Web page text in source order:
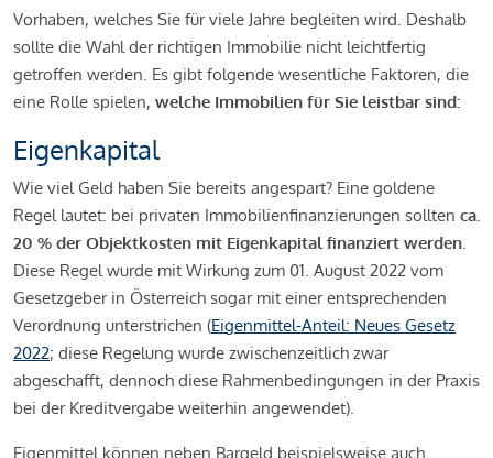
Vorhaben, welches Sie für viele Jahre begleiten wird. Deshalb
sollte die Wahl der richtigen Immobilie nicht leichtfertig
getroffen werden. Es gibt folgende wesentliche Faktoren, die
eine Rolle spielen, welche Immobilien für Sie leistbar sind:
Eigenkapital
Wie viel Geld haben Sie bereits angespart? Eine goldene
Regel lautet: bei privaten Immobilienfinanzierungen sollten ca.
20 % der Objektkosten mit Eigenkapital finanziert werden.
Diese Regel wurde mit Wirkung zum 01. August 2022 vom
Gesetzgeber in Österreich sogar mit einer entsprechenden
Verordnung unterstrichen (Eigenmittel-Anteil: Neues Gesetz
2022; diese Regelung wurde zwischenzeitlich zwar
abgeschafft, dennoch diese Rahmenbedingungen in der Praxis
bei der Kreditvergabe weiterhin angewendet).
Eigenmittel können neben Bargeld beispielsweise auch